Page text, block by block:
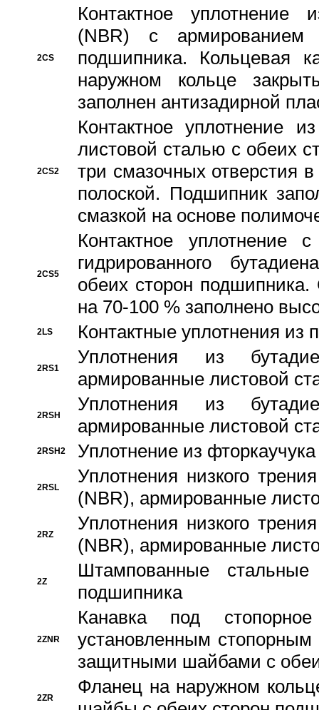
2CS
Контактное уплотнение
(NBR) с
подшипника. Кольцевая
наружном кольце
заполнен антизадирной
2CS2
Контактное уплотнение
листовой сталью с обеих
три смазочных отверстия
полоской. Подшипник
смазкой на основе
2CS5
Контактное уплотнение
гидрированного
обеих сторон
на 70-100 % заполнено
2LS Контактные уплотнения из
2RS1
Уплотнения из
армированные листовой
2RSH
Уплотнения из
армированные листовой
2RSH2 Уплотнение из
2RSL
Уплотнения низкого
(NBR), армированные
2RZ
Уплотнения низкого
(NBR), армированные
2Z
Штампованные
подшипника
2ZNR
Канавка под
установленным
защитными шайбами с
2ZR
Фланец на наружном